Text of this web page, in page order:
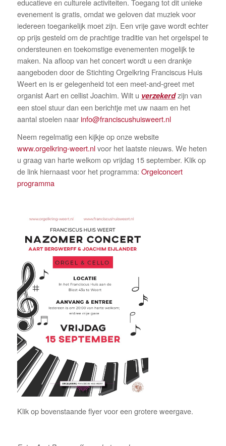
evenement is gratis, omdat we geloven dat muziek voor
iedereen toegankelijk moet zijn. Een vrije gave wordt echter
op prijs gesteld om de prachtige traditie van het orgelspel te
ondersteunen en toekomstige evenementen mogelijk te
maken. Na afloop van het concert wordt u een drankje
aangeboden door de Stichting Orgelkring Franciscus Huis
Weert en is er gelegenheid tot een meet-and-greet met
organist Aart en cellist Joachim. Wilt u verzekerdzijn van
een stoel stuur dan een berichtje met uw naam en het
aantal stoelen naarinfo@franciscushuisweert.nl
Neem regelmatig een kijkje op onze website
www.orgelkring-weert.nlvoor het laatste nieuws. We heten
u graag van harte welkom op vrijdag 15 september. Klik op
de link hiernaast voor het programma: Orgelconcert
programma
Klik op bovenstaande flyer voor een grotere weergave.